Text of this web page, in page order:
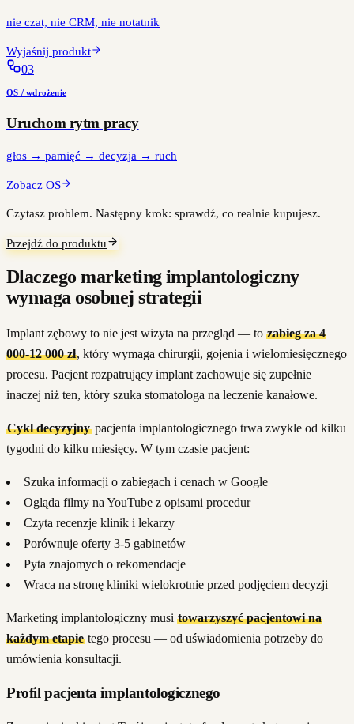
nie czat, nie CRM, nie notatnik
Wyjaśnij produkt
03
OS / wdrożenie
Uruchom rytm pracy
głos → pamięć → decyzja → ruch
Zobacz OS
Czytasz problem. Następny krok: sprawdź, co realnie kupujesz.
Przejdź do produktu
Dlaczego marketing implantologiczny
wymaga osobnej strategii
Implant zębowy to nie jest wizyta na przegląd — to zabieg za 4
000-12 000 zł, który wymaga chirurgii, gojenia i wielomiesięcznego
procesu. Pacjent rozpatrujący implant zachowuje się zupełnie
inaczej niż ten, który szuka stomatologa na leczenie kanałowe.
Cykl decyzyjnypacjenta implantologicznego trwa zwykle od kilku
tygodni do kilku miesięcy. W tym czasie pacjent:
Szuka informacji o zabiegach i cenach w Google
Ogląda filmy na YouTube z opisami procedur
Czyta recenzje klinik i lekarzy
Porównuje oferty 3-5 gabinetów
Pyta znajomych o rekomendacje
Wraca na stronę kliniki wielokrotnie przed podjęciem decyzji
Marketing implantologiczny musi towarzyszyć pacjentowi na
każdym etapie tego procesu — od uświadomienia potrzeby do
umówienia konsultacji.
Profil pacjenta implantologicznego